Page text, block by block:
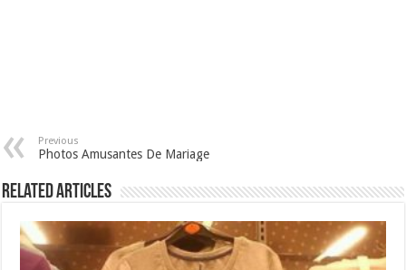
Previous
Photos Amusantes De Mariage
Related Articles